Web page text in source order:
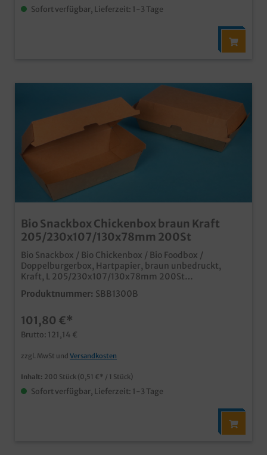
Sofort verfügbar, Lieferzeit: 1-3 Tage
Bio Snackbox Chickenbox braun Kraft
205/230x107/130x78mm 200St
Bio Snackbox / Bio Chickenbox / Bio Foodbox /
Doppelburgerbox, Hartpapier, braun unbedruckt,
Kraft, L 205/230x107/130x78mm 200St
(Mitte/Boden), 200 Stück im Karton praktische und
umweltfreundliche To Go Verpackung für Snacks,
Kraftkarton aus nachhaltiger Forstwirtschaft Sehr
robuste Ausführung ideal für den Einsatz in Fast Food
Restaurants, Food Trucks, Imbissbetrieben und
Lieferdiensten auch individuell bedruckbar, fragen Sie
einfach unseren Kundenservice
Produktnummer: SBB1300B
101,80 €*
Brutto: 121,14 €
zzgl. MwSt und Versandkosten
Inhalt: 200 Stück (0,51 €* / 1 Stück)
Sofort verfügbar, Lieferzeit: 1-3 Tage